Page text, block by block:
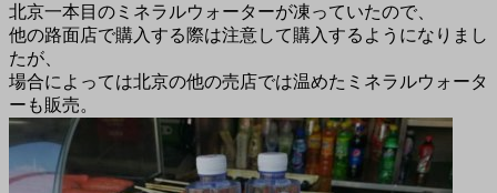
北京一本目のミネラルウォーターが凍っていたので、
他の路面店で購入する際は注意して購入するようになりまし
たが、
場合によっては北京の他の売店では温めたミネラルウォータ
ーも販売。